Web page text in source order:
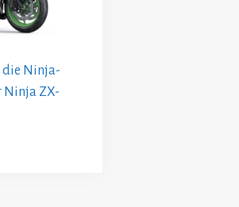
die Ninja-
Ninja ZX-